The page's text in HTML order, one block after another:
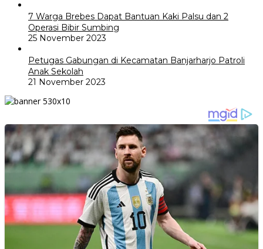
7 Warga Brebes Dapat Bantuan Kaki Palsu dan 2
Operasi Bibir Sumbing
25 November 2023
Petugas Gabungan di Kecamatan Banjarharjo Patroli
Anak Sekolah
21 November 2023